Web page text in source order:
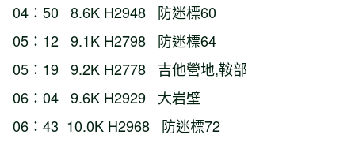
04：50 8.6K H2948 防迷標60
05：12 9.1K H2798 防迷標64
05：19 9.2K H2778 吉他營地,鞍部
06：04 9.6K H2929 大岩壁
06：43 10.0K H2968 防迷標72